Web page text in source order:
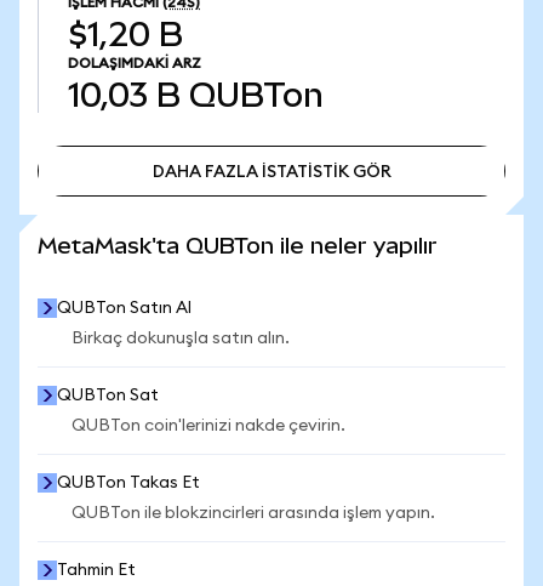
$1,20 B
DOLAŞIMDAKI ARZ
10,03 B QUBTon
DAHA FAZLA İSTATİSTİK GÖR
MetaMask'ta QUBTon ile neler yapılır
QUBTon Satın Al
Birkaç dokunuşla satın alın.
QUBTon Sat
QUBTon coin'lerinizi nakde çevirin.
QUBTon Takas Et
QUBTon ile blokzincirleri arasında işlem yapın.
Tahmin Et